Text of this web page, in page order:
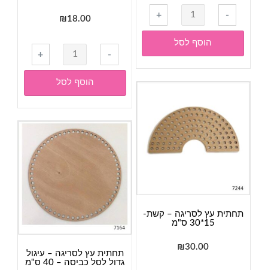
-
כמות
של
תחתית
עץ
לסריגה
-
טבעי-
משולש-
20
ס"מ
+
הוסף לסל
₪18.00
-
כמות
של
תחתית
עץ
לסריגה
-
גוון
+
הוסף לסל
תחתית עץ לסריגה – קשת-
15*30 ס"מ
₪30.00
תחתית עץ לסריגה – עיגול
גדול לסל כביסה – 40 ס"מ